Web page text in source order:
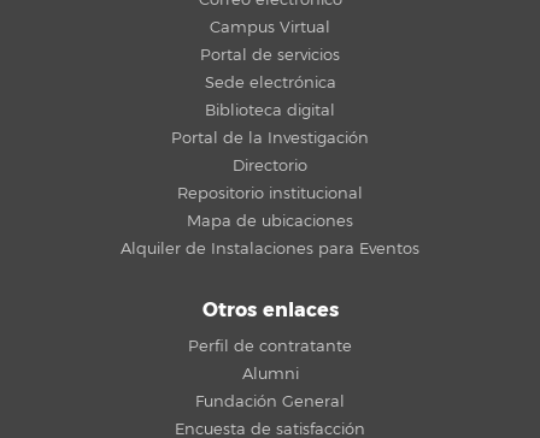
Campus Virtual
Portal de servicios
Sede electrónica
Biblioteca digital
Portal de la Investigación
Directorio
Repositorio institucional
Mapa de ubicaciones
Alquiler de Instalaciones para Eventos
Otros enlaces
Perfil de contratante
Alumni
Fundación General
Encuesta de satisfacción